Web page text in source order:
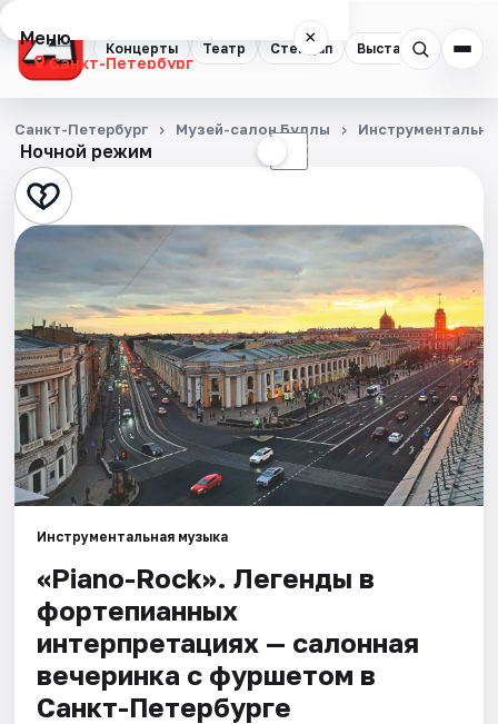
Концерты Театр Стендап Выставки
Меню ×
Санкт-Петербург
Концерты
Театр
Стендап
Квесты
Экскурсии
Спорт
События
Площадки
Артисты
Рейтинги
Ночной режим ☾
Санкт-Петербург Музей-салон Буллы
Инструментальная музыка
«Piano-Rock». Легенды в
фортепианных
интерпретациях — салонная
вечеринка с фуршетом в
Санкт-Петербурге